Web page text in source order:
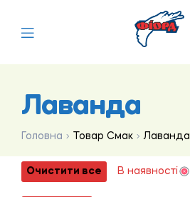
Лаванда
Головна Товар Смак Лаванда
Очистити все В наявності